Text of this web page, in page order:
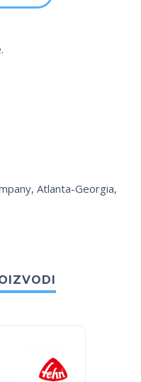
Atlanta-Georgia,